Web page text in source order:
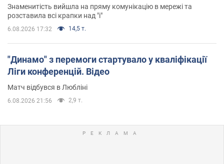
Знаменитість вийшла на пряму комунікацію в мережі та
розставила всі крапки над "і"
6.08.2026 17:32 14,5 т.
"Динамо" з перемоги стартувало у кваліфікації
Ліги конференцій. Відео
Матч відбувся в Любліні
6.08.2026 21:56 2,9 т.